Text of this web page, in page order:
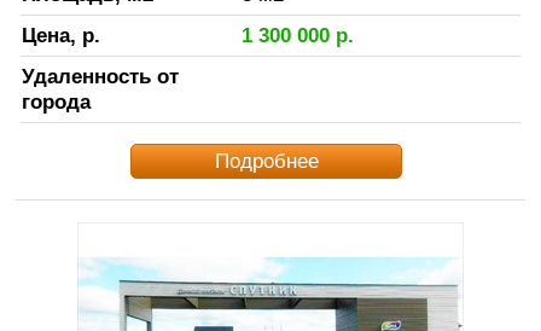
Цена, р.
1 300 000р.
Удаленность от
города
Подробнее